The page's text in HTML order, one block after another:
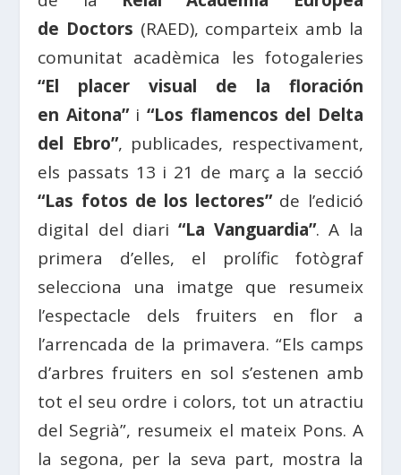
de Doctors (RAED), comparteix amb la
comunitat acadèmica les fotogaleries
“El placer visual de la floración
en Aitona”i “Los flamencos del Delta
del Ebro”, publicades, respectivament,
els passats 13 i 21 de març a la secció
“Las fotos de los lectores”de l’edició
digital del diari “La Vanguardia”. A la
primera d’elles, el prolífic fotògraf
selecciona una imatge que resumeix
l’espectacle dels fruiters en flor a
l’arrencada de la primavera. “Els camps
d’arbres fruiters en sol s’estenen amb
tot el seu ordre i colors, tot un atractiu
del Segrià”, resumeix el mateix Pons. A
la segona, per la seva part, mostra la